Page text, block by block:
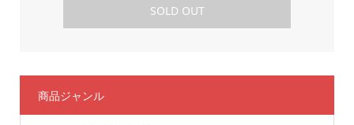
SOLD OUT
商品ジャンル